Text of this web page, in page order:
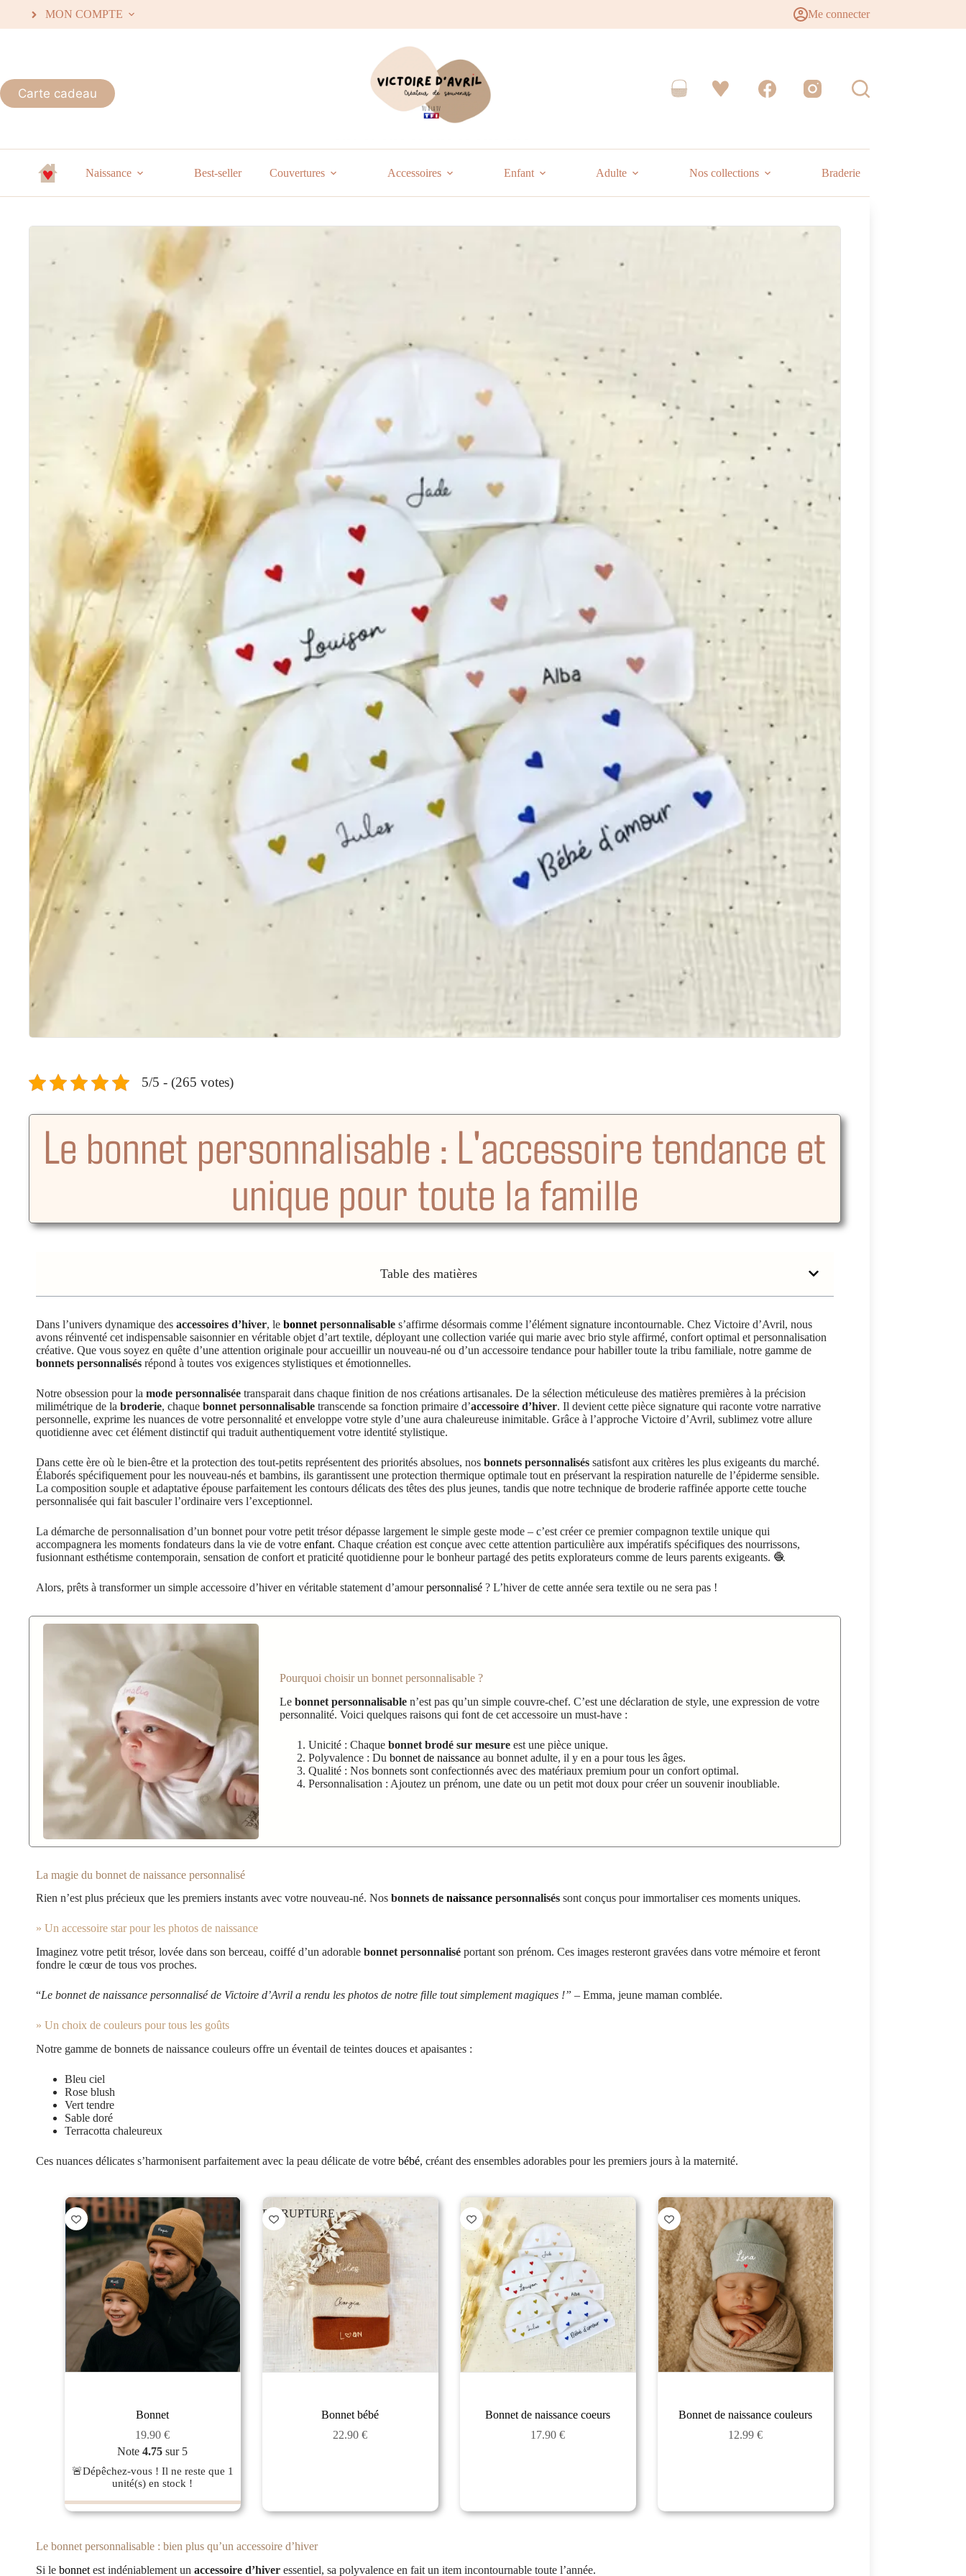
MON COMPTE Me connecter
Carte cadeau
Naissance Best-seller Couvertures Accessoires Enfant Adulte Nos collections Braderie
5/5 - (265 votes)
Le bonnet personnalisable : L'accessoire tendance et
unique pour toute la famille
Table des matières
Dans l’univers dynamique des accessoires d’hiver, le bonnet personnalisable s’affirme désormais comme l’élément signature incontournable. Chez Victoire d’Avril, nous
avons réinventé cet indispensable saisonnier en véritable objet d’art textile, déployant une collection variée qui marie avec brio style affirmé, confort optimal et personnalisation
créative. Que vous soyez en quête d’une attention originale pour accueillir un nouveau-né ou d’un accessoire tendance pour habiller toute la tribu familiale, notre gamme de
bonnets personnalisés répond à toutes vos exigences stylistiques et émotionnelles.
Notre obsession pour la mode personnalisée transparait dans chaque finition de nos créations artisanales. De la sélection méticuleuse des matières premières à la précision
milimétrique de la broderie, chaque bonnet personnalisable transcende sa fonction primaire d’accessoire d’hiver. Il devient cette pièce signature qui raconte votre narrative
personnelle, exprime les nuances de votre personnalité et enveloppe votre style d’une aura chaleureuse inimitable. Grâce à l’approche Victoire d’Avril, sublimez votre allure
quotidienne avec cet élément distinctif qui traduit authentiquement votre identité stylistique.
Dans cette ère où le bien-être et la protection des tout-petits représentent des priorités absolues, nos bonnets personnalisés satisfont aux critères les plus exigeants du marché.
Élaborés spécifiquement pour les nouveau-nés et bambins, ils garantissent une protection thermique optimale tout en préservant la respiration naturelle de l’épiderme sensible.
La composition souple et adaptative épouse parfaitement les contours délicats des têtes des plus jeunes, tandis que notre technique de broderie raffinée apporte cette touche
personnalisée qui fait basculer l’ordinaire vers l’exceptionnel.
La démarche de personnalisation d’un bonnet pour votre petit trésor dépasse largement le simple geste mode – c’est créer ce premier compagnon textile unique qui
accompagnera les moments fondateurs dans la vie de votre enfant. Chaque création est conçue avec cette attention particulière aux impératifs spécifiques des nourrissons,
fusionnant esthétisme contemporain, sensation de confort et praticité quotidienne pour le bonheur partagé des petits explorateurs comme de leurs parents exigeants. 🧶
Alors, prêts à transformer un simple accessoire d’hiver en véritable statement d’amourpersonnalisé ? L’hiver de cette année sera textile ou ne sera pas !
Pourquoi choisir un bonnet personnalisable ?
Lebonnet personnalisable n’est pas qu’un simple couvre-chef. C’est une déclaration de style, une expression de votre
personnalité. Voici quelques raisons qui font de cet accessoire un must-have :
Unicité : Chaquebonnet brodé sur mesure est une pièce unique.
Polyvalence : Dubonnet de naissance au bonnet adulte, il y en a pour tous les âges.
Qualité : Nos bonnets sont confectionnés avec des matériaux premium pour un confort optimal.
Personnalisation : Ajoutez un prénom, une date ou un petit mot doux pour créer un souvenir inoubliable.
La magie du bonnet de naissance personnalisé
Rien n’est plus précieux que les premiers instants avec votre nouveau-né. Nos bonnets de naissance personnalisés sont conçus pour immortaliser ces moments uniques.
» Un accessoire star pour les photos de naissance
Imaginez votre petit trésor, lovée dans son berceau, coiffé d’un adorable bonnet personnalisé portant son prénom. Ces images resteront gravées dans votre mémoire et feront
fondre le cœur de tous vos proches.
“Le bonnet de naissance personnalisé de Victoire d’Avril a rendu les photos de notre fille tout simplement magiques !” – Emma, jeune maman comblée.
» Un choix de couleurs pour tous les goûts
Notre gamme de bonnets de naissance couleurs offre un éventail de teintes douces et apaisantes :
Bleu ciel
Rose blush
Vert tendre
Sable doré
Terracotta chaleureux
Ces nuances délicates s’harmonisent parfaitement avec la peau délicate de votre bébé, créant des ensembles adorables pour les premiers jours à la maternité.
Bonnet
19.90€
Note4.75 sur 5
🚨Dépêchez-vous ! Il ne reste que 1
unité(s) en stock !
EN RUPTURE
Bonnet bébé
22.90€
Bonnet de naissance coeurs
17.90€
Bonnet de naissance couleurs
12.99€
Le bonnet personnalisable : bien plus qu’un accessoire d’hiver
Si le bonnet est indéniablement un accessoire d’hiver essentiel, sa polyvalence en fait un item incontournable toute l’année.